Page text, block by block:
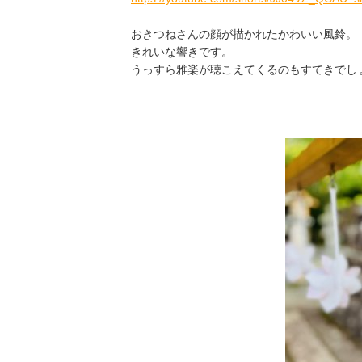
おきつねさんの顔が描かれたかわいい風鈴。
きれいな響きです。
うっすら雅楽が聴こえてくるのもすてきでし